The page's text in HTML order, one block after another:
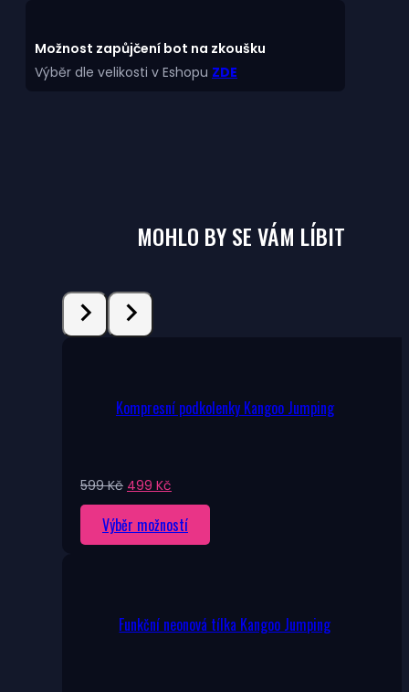
Možnost zapůjčení bot na zkoušku
Výběr dle velikosti v Eshopu ZDE
MOHLO BY SE VÁM LÍBIT
Kompresní podkolenky Kangoo Jumping
599Kč Původní
cena
byla:
599 Kč.
499 Kč
cena
je:
499 Kč.
Výběr možností
produkt
Možnosti
Funkční neonová tílka Kangoo Jumping